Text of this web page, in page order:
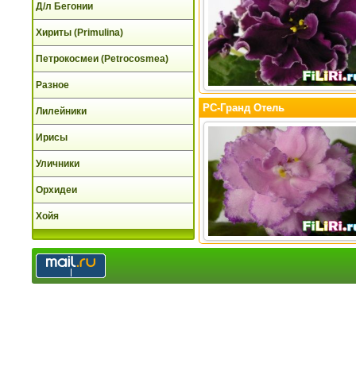
Д/л Бегонии
Хириты (Primulina)
Петрокосмеи (Petrocosmea)
Разное
Лилейники
Ирисы
Уличники
Орхидеи
Хойя
РС-Гранд Отель